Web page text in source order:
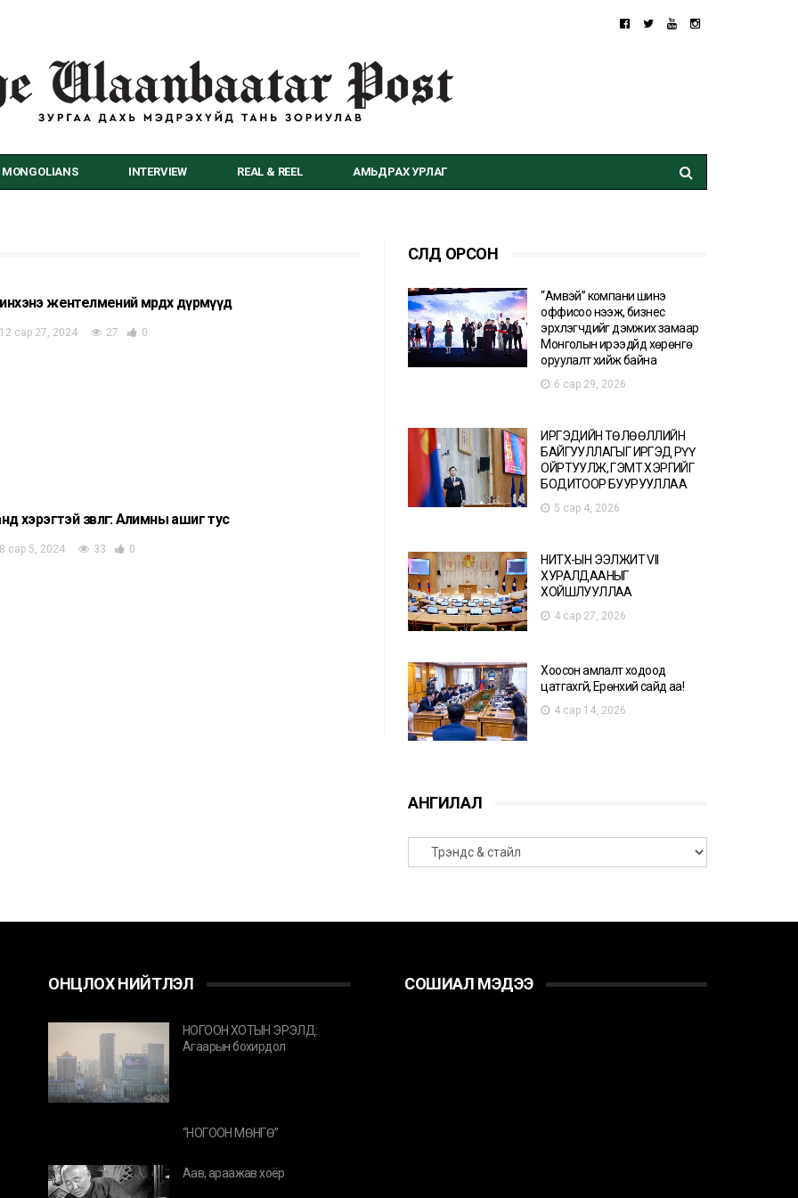
MONGOLIANS INTERVIEW REAL & REEL АМЬДРАХ УРЛАГ
жентелмений мөрдөх дүрмүүд
12 сар 27, 2024 27 0
хэрэгтэй зөвлөгөө: Алимны ашиг тус
8 сар 5, 2024 33 0
СҮҮЛД ОРСОН
“Амвэй” компани шинэ
оффисоо нээж, бизнес
эрхлэгчдийг дэмжих замаар
Монголын ирээдүйд хөрөнгө
оруулалт хийж байна
6 сар 29, 2026
ИРГЭДИЙН ТӨЛӨӨЛЛИЙН
БАЙГУУЛЛАГЫГ ИРГЭД РҮҮ
ОЙРТУУЛЖ, ГЭМТ ХЭРГИЙГ
БОДИТООР БУУРУУЛЛАА
5 сар 4, 2026
НИТХ-ЫН ЭЭЛЖИТ VII
ХУРАЛДААНЫГ
ХОЙШЛУУЛЛАА
4 сар 27, 2026
Хоосон амлалт ходоод
цатгахгүй, Ерөнхий сайд аа!
4 сар 14, 2026
АНГИЛАЛ
ОНЦЛОХ НИЙТЛЭЛ
НОГООН ХОТЫН ЭРЭЛД:
Агаарын бохирдол
“НОГООН МӨНГӨ”
Аав, араажав хоёр
СОШИАЛ МЭДЭЭ